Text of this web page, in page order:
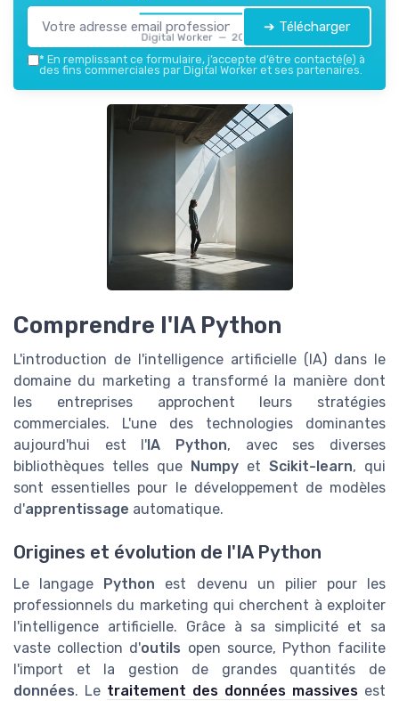
Digital Worker — 2026
➔ Télécharger
* En remplissant ce formulaire, j’accepte d’être contacté(e) à
des fins commerciales par Digital Worker et ses partenaires.
Comprendre l'IA Python
L'introduction de l'intelligence artificielle (IA) dans le
domaine du marketing a transformé la manière dont
les entreprises approchent leurs stratégies
commerciales. L'une des technologies dominantes
aujourd'hui est l'IA Python, avec ses diverses
bibliothèques telles que Numpy et Scikit-learn, qui
sont essentielles pour le développement de modèles
d'apprentissage automatique.
Origines et évolution de l'IA Python
Le langage Python est devenu un pilier pour les
professionnels du marketing qui cherchent à exploiter
l'intelligence artificielle. Grâce à sa simplicité et sa
vaste collection d'outils open source, Python facilite
l'import et la gestion de grandes quantités de
données. Le traitement des données massives est